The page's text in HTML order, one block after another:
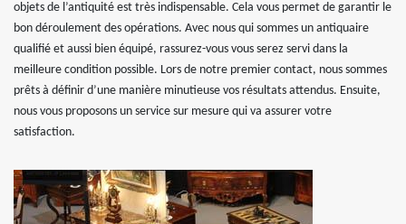
objets de l’antiquité est très indispensable. Cela vous permet de garantir le
bon déroulement des opérations. Avec nous qui sommes un antiquaire
qualifié et aussi bien équipé, rassurez-vous vous serez servi dans la
meilleure condition possible. Lors de notre premier contact, nous sommes
prêts à définir d’une manière minutieuse vos résultats attendus. Ensuite,
nous vous proposons un service sur mesure qui va assurer votre
satisfaction.